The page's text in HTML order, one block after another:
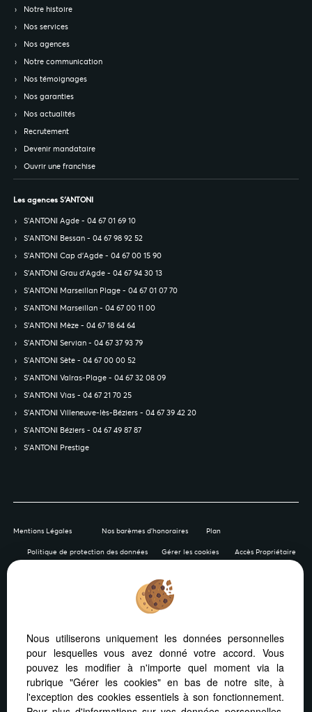
Notre histoire
Nos services
Nos agences
Notre communication
Nos témoignages
Nos garanties
Nos actualités
Recrutement
Devenir mandataire
Ouvrir une franchise
Les agences S’ANTONI
S’ANTONI Agde - 04 67 01 69 10
S’ANTONI Bessan - 04 67 98 92 52
S’ANTONI Cap d'Agde - 04 67 00 15 90
S’ANTONI Grau d'Agde - 04 67 94 30 13
S’ANTONI Marseillan Plage - 04 67 01 07 70
S’ANTONI Marseillan - 04 67 00 11 00
S’ANTONI Mèze - 04 67 18 64 64
S’ANTONI Servian - 04 67 37 93 79
S’ANTONI Sète - 04 67 00 00 52
S’ANTONI Valras-Plage - 04 67 32 08 09
S’ANTONI Vias - 04 67 21 70 25
S’ANTONI Villeneuve-lès-Béziers - 04 67 39 42 20
S’ANTONI Béziers - 04 67 49 87 87
S’ANTONI Prestige
Mentions Légales Nos barèmes d'honoraires Plan
Politique de protection des données Gérer les cookies Accès Propriétaire
Afin de vous offrir un confort de lecture permanent, depuis
votre PC, votre tablette ou votre smartphone, notre site
s’adapte automatiquement aux différents types d'écrans
Nous utiliserons uniquement les données personnelles
pour lesquelles vous avez donné votre accord. Vous
pouvez les modifier à n'importe quel moment via la
rubrique "Gérer les cookies" en bas de notre site, à
l'exception des cookies essentiels à son fonctionnement.